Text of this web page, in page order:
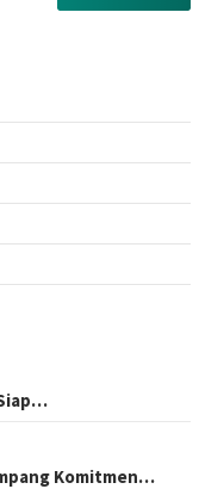
Komitmen…